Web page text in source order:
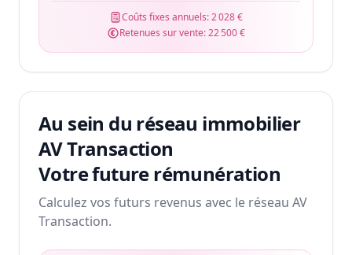
Coûts fixes annuels:2 028 €
Retenues sur vente:22 500 €
Au sein du réseau immobilier
AV Transaction
Votre future rémunération
Calculez vos futurs revenus avec le réseau AV
Transaction.